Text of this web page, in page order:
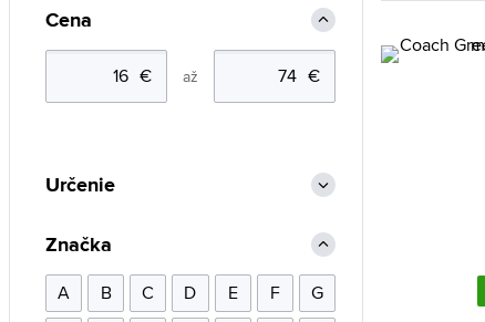
Cena
až
Určenie
Značka
A B C D E F
G